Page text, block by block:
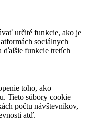
určité funkcie, ako je
sociálnych
ďalšie funkcie tretích
toho, ako
Tieto súbory cookie
počtu návštevníkov,
atď.